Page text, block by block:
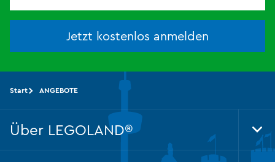
Jetzt kostenlos anmelden
Start ANGEBOTE
Über LEGOLAND®